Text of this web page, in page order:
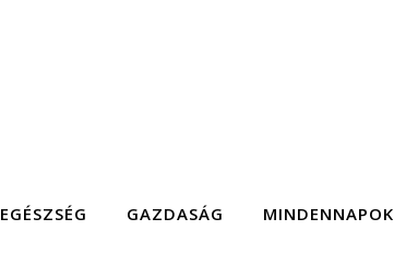
EGÉSZSÉG GAZDASÁG MINDENNAPOK